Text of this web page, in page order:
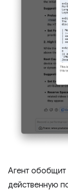
Агент обобщит
действенную